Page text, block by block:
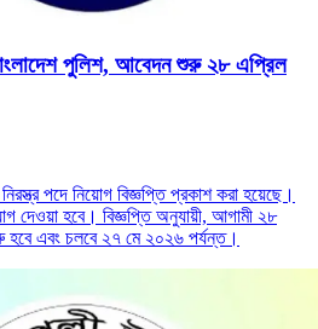
পুলিশ, আবেদন শুরু ২৮ এপ্রিল
পদে নিয়োগ বিজ্ঞপ্তি প্রকাশ করা হয়েছে।
দেওয়া হবে। বিজ্ঞপ্তি অনুযায়ী, আগামী ২৮
এবং চলবে ২৭ মে ২০২৬ পর্যন্ত।